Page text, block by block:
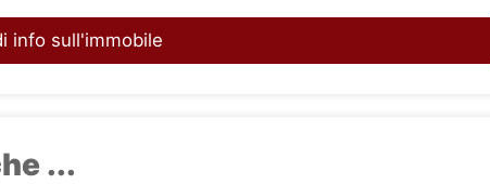
info sull'immobile
...